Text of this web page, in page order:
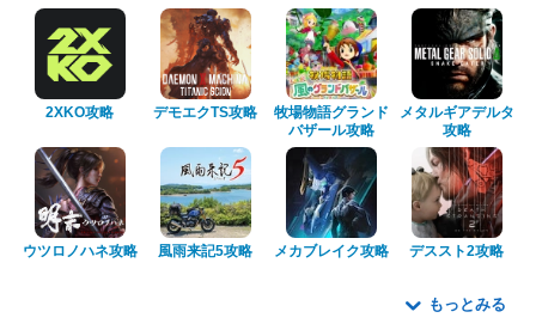
2XKO攻略 デモエクTS攻略
牧場物語グランド
バザール攻略
メタルギアデルタ
攻略
ウツロノハネ攻略 風雨来記5攻略 メカブレイク攻略 デススト2攻略
もっとみる